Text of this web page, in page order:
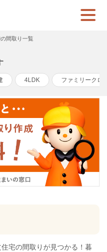
間取り一覧
4LDK ファミリークロ
宅の間取りが見つかる！暮